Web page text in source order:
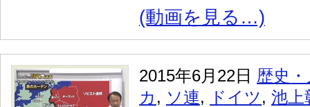
(動画を見る…)
2015年6月22日 歴史
カ , ソ連, ドイツ, 池上